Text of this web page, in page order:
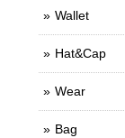
Wallet
Hat&Cap
Wear
Bag